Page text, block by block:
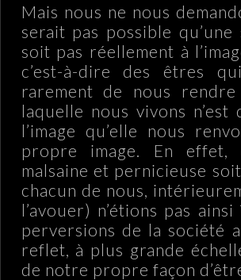
Mais nous ne nous
serait pas possible
soit pas réellement à
c’est-à-dire des êtres
rarement de nous
laquelle nous vivons
l’image qu’elle nous
propre image. En effet,
malsaine et pernicieuse
chacun de nous,
l’avouer) n’étions pas
perversions de la société
reflet, à plus grande
de notre propre façon